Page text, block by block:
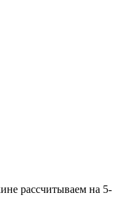
рассчитываем на 5-